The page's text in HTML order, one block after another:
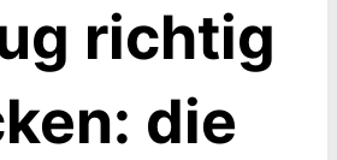
richtig
die